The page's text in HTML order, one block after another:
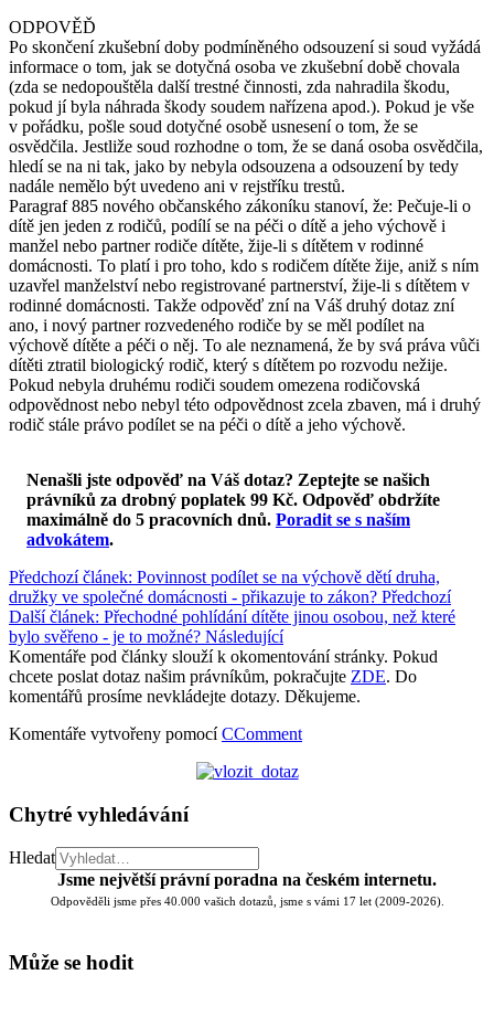
ODPOVĚĎ
Po skončení zkušební doby podmíněného odsouzení si soud vyžádá
informace o tom, jak se dotyčná osoba ve zkušební době chovala
(zda se nedopouštěla další trestné činnosti, zda nahradila škodu,
pokud jí byla náhrada škody soudem nařízena apod.). Pokud je vše
v pořádku, pošle soud dotyčné osobě usnesení o tom, že se
osvědčila. Jestliže soud rozhodne o tom, že se daná osoba osvědčila,
hledí se na ni tak, jako by nebyla odsouzena a odsouzení by tedy
nadále nemělo být uvedeno ani v rejstříku trestů.
Paragraf 885 nového občanského zákoníku stanoví, že: Pečuje-li o
dítě jen jeden z rodičů, podílí se na péči o dítě a jeho výchově i
manžel nebo partner rodiče dítěte, žije-li s dítětem v rodinné
domácnosti. To platí i pro toho, kdo s rodičem dítěte žije, aniž s ním
uzavřel manželství nebo registrované partnerství, žije-li s dítětem v
rodinné domácnosti. Takže odpověď zní na Váš druhý dotaz zní
ano, i nový partner rozvedeného rodiče by se měl podílet na
výchově dítěte a péči o něj. To ale neznamená, že by svá práva vůči
dítěti ztratil biologický rodič, který s dítětem po rozvodu nežije.
Pokud nebyla druhému rodiči soudem omezena rodičovská
odpovědnost nebo nebyl této odpovědnost zcela zbaven, má i druhý
rodič stále právo podílet se na péči o dítě a jeho výchově.
Nenašli jste odpověď na Váš dotaz? Zeptejte se našich
právníků za drobný poplatek 99 Kč. Odpověď obdržíte
maximálně do 5 pracovních dnů. Poradit se s naším
advokátem.
Předchozí článek: Povinnost podílet se na výchově dětí druha,
družky ve společné domácnosti - přikazuje to zákon? Předchozí
Další článek: Přechodné pohlídání dítěte jinou osobou, než které
bylo svěřeno - je to možné? Následující
Komentáře pod články slouží k okomentování stránky. Pokud
chcete poslat dotaz našim právníkům, pokračujte ZDE. Do
komentářů prosíme nevkládejte dotazy. Děkujeme.
Komentáře vytvořeny pomocíCComment
Chytré vyhledávání
Hledat
Jsme největší právní poradna na českém internetu.
Odpověděli jsme přes 40.000 vašich dotazů, jsme s vámi 17 let (2009-2026).
Může se hodit